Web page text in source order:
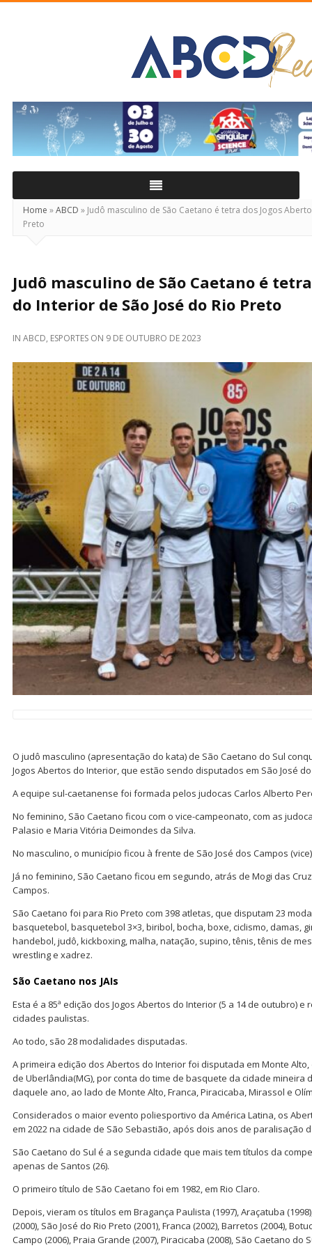
Real
Home »ABCD » Judô masculino de São Caetano é tetra dos Jogos
Preto
Judô masculino de São Caetano é
do Interior de São José do Rio Preto
IN ABCD, ESPORTES ON 9 DE OUTUBRO DE 2023
O judô masculino (apresentação do kata) de São Caetano do Sul
Jogos Abertos do Interior, que estão sendo disputados em São José
A equipe sul-caetanense foi formada pelos judocas Carlos Alberto
No feminino, São Caetano ficou com o vice-campeonato, com as
Palasio e Maria Vitória Deimondes da Silva.
No masculino, o município ficou à frente de São José dos Campos
Já no feminino, São Caetano ficou em segundo, atrás de Mogi das
Campos.
São Caetano foi para Rio Preto com 398 atletas, que disputam 23
basquetebol, basquetebol 3×3, biribol, bocha, boxe, ciclismo, damas,
handebol, judô, kickboxing, malha, natação, supino, tênis, tênis de
wrestling e xadrez.
São Caetano nos JAIs
Esta é a 85ª edição dos Jogos Abertos do Interior (5 a 14 de outubro)
cidades paulistas.
Ao todo, são 28 modalidades disputadas.
A primeira edição dos Abertos do Interior foi disputada em Monte Alto,
de Uberlândia(MG), por conta do time de basquete da cidade mineira
daquele ano, ao lado de Monte Alto, Franca, Piracicaba, Mirassol e
Considerados o maior evento poliesportivo da América Latina, os
em 2022 na cidade de São Sebastião, após dois anos de paralisação
São Caetano do Sul é a segunda cidade que mais tem títulos da
apenas de Santos (26).
O primeiro título de São Caetano foi em 1982, em Rio Claro.
Depois, vieram os títulos em Bragança Paulista (1997), Araçatuba
(2000), São José do Rio Preto (2001), Franca (2002), Barretos (2004),
Campo (2006), Praia Grande (2007), Piracicaba (2008), São Caetano do